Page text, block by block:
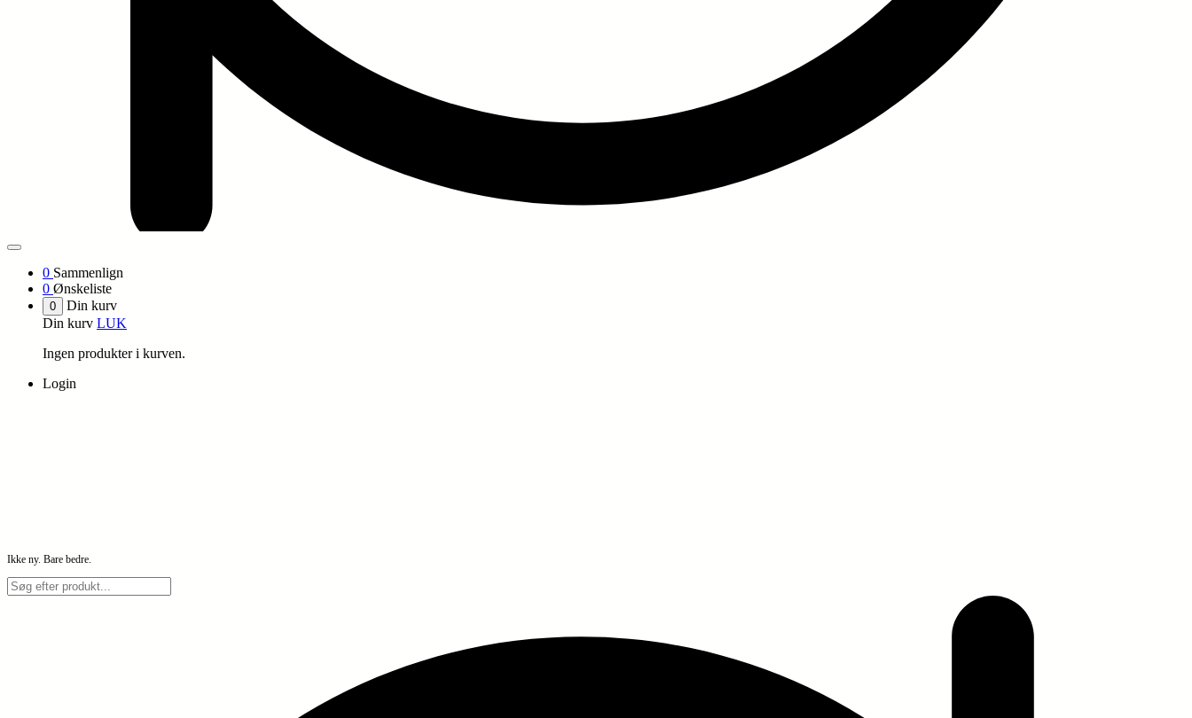
0 Sammenlign
0 Ønskeliste
0
Din kurv
Din kurv LUK
Ingen produkter i kurven.
Login
Ikke ny. Bare bedre.